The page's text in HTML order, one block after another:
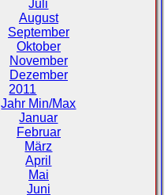
Juli
August
September
Oktober
November
Dezember
2011
Jahr Min/Max
Januar
Februar
März
April
Mai
Juni